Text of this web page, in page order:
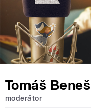
Tomáš Beneš
moderátor